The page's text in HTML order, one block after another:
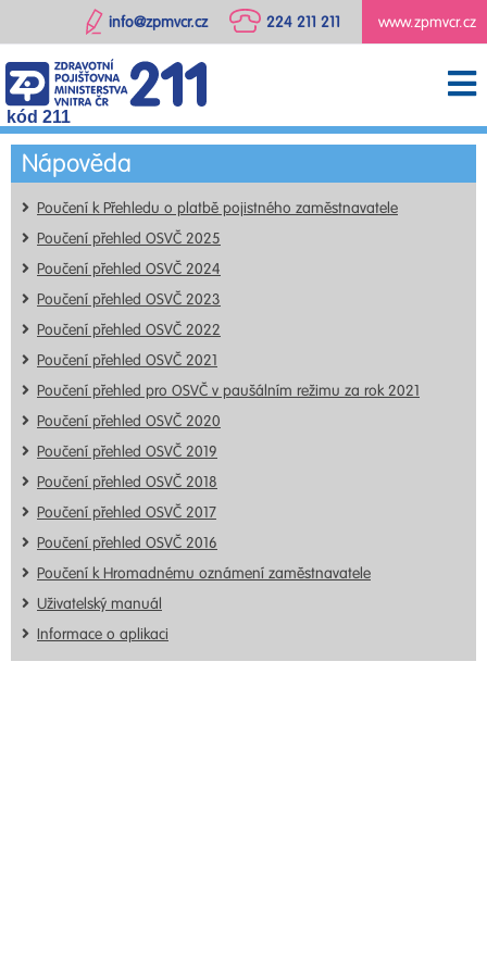
www.zpmvcr.cz
224 211 211
info@zpmvcr.cz
kód 211
Nápověda
Poučení k Přehledu o platbě pojistného zaměstnavatele
Poučení přehled OSVČ 2025
Poučení přehled OSVČ 2024
Poučení přehled OSVČ 2023
Poučení přehled OSVČ 2022
Poučení přehled OSVČ 2021
Poučení přehled pro OSVČ v paušálním režimu za rok 2021
Poučení přehled OSVČ 2020
Poučení přehled OSVČ 2019
Poučení přehled OSVČ 2018
Poučení přehled OSVČ 2017
Poučení přehled OSVČ 2016
Poučení k Hromadnému oznámení zaměstnavatele
Uživatelský manuál
Informace o aplikaci